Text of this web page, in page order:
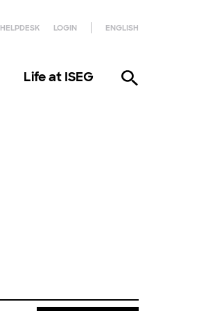
HELPDESK LOGIN ENGLISH
Life at ISEG